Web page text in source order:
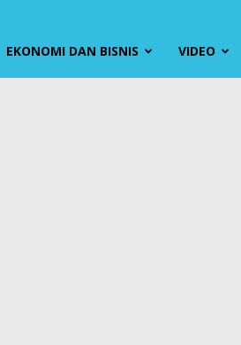
EKONOMI DAN BISNIS VIDEO